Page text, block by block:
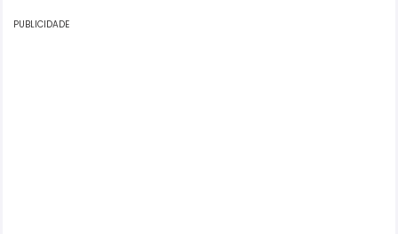
PUBLICIDADE